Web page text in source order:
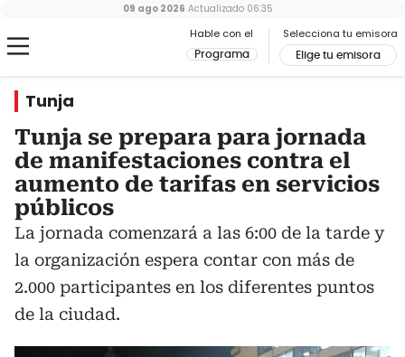
Hable con el
Programa
Selecciona tu emisora
Elige tu emisora
09 ago 2026 Actualizado 06:35
Tunja
Tunja se prepara para jornada
de manifestaciones contra el
aumento de tarifas en servicios
públicos
La jornada comenzará a las 6:00 de la tarde y
la organización espera contar con más de
2.000 participantes en los diferentes puntos
de la ciudad.